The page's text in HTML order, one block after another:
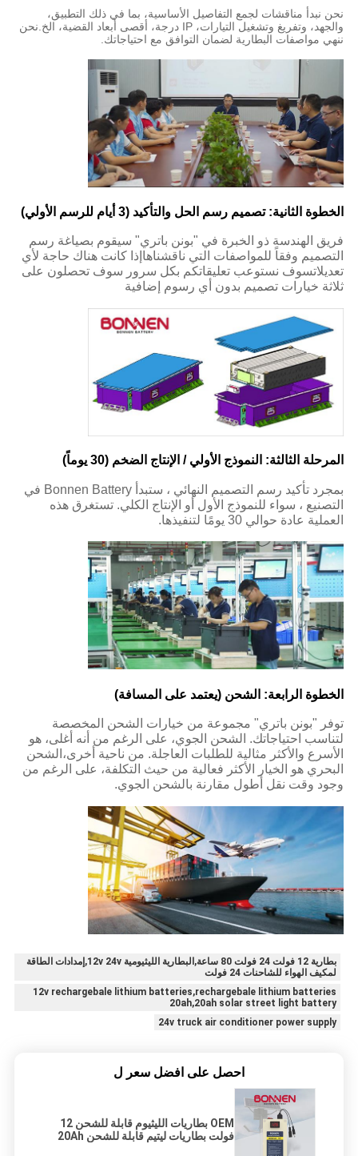
نحن نبدأ مناقشات لجمع التفاصيل الأساسية، بما في ذلك التطبيق،
والجهد، وتفريغ وتشغيل التيارات، IP درجة، أقصى أبعاد القضية، الخ.نحن
ننهي مواصفات البطارية لضمان التوافق مع احتياجاتك.
الخطوة الثانية: تصميم رسم الحل والتأكيد (3 أيام للرسم الأولي)
فريق الهندسة ذو الخبرة في "بونن باتري" سيقوم بصياغة رسم
التصميم وفقاً للمواصفات التي ناقشناهاإذا كانت هناك حاجة لأي
تعديلاتسوف نستوعب تعليقاتكم بكل سرور سوف تحصلون على
ثلاثة خيارات تصميم بدون أي رسوم إضافية
المرحلة الثالثة: النموذج الأولي / الإنتاج الضخم (30 يوماً)
بمجرد تأكيد رسم التصميم النهائي ، ستبدأ Bonnen Battery في
التصنيع ، سواء للنموذج الأول أو الإنتاج الكلي. تستغرق هذه
العملية عادة حوالي 30 يومًا لتنفيذها.
الخطوة الرابعة: الشحن (يعتمد على المسافة)
توفر "بونن باتري" مجموعة من خيارات الشحن المخصصة
لتناسب احتياجاتك. الشحن الجوي، على الرغم من أنه أغلى، هو
الأسرع والأكثر مثالية للطلبات العاجلة. من ناحية أخرى،الشحن
البحري هو الخيار الأكثر فعالية من حيث التكلفة، على الرغم من
وجود وقت نقل أطول مقارنة بالشحن الجوي.
بطارية 12 فولت 24 فولت 80 ساعة,البطارية الليثيومية 12v 24v,إمدادات الطاقة
لمكيف الهواء للشاحنات 24 فولت
12v rechargebale lithium batteries,rechargebale lithium batteries
20ah,20ah solar street light battery
24v truck air conditioner power supply
احصل على افضل سعر ل
OEM بطاريات الليثيوم قابلة للشحن 12
فولت بطاريات ليتيم قابلة للشحن 20Ah